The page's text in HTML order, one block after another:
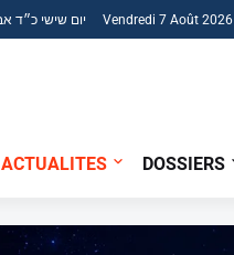
יום שישי כ״ד אב תשפ"ו Vendredi 7 Août 2026
ACTUALITES DOSSIERS